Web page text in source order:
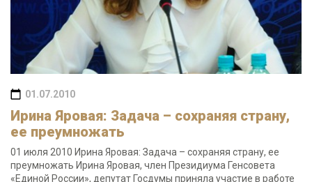
01.07.2010
Ирина Яровая: Задача – сохраняя страну,
ее преумножать
01 июля 2010 Ирина Яровая: Задача – сохраняя страну, ее
преумножать Ирина Яровая, член Президиума Генсовета
«Единой России», депутат Госдумы приняла участие в работе